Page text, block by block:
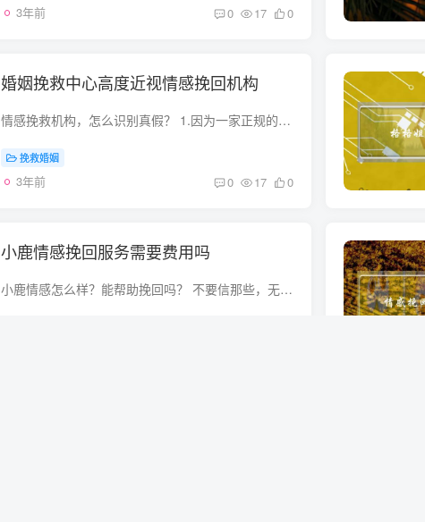
3年前 0 17 0
婚姻挽救中心高度近视情感挽回机构
情感挽救机构，怎么识别真假？ 1.因为一家正规的挽回婚姻机构不会像小商小贩就是一锤子买卖，它们都会有十分正规而严密的收费制度。不存在“先付定金”的行为，而那些骗子公司，可能只会收取很...
挽救婚姻
3年前 0 17 0
小鹿情感挽回服务需要费用吗
小鹿情感怎么样？能帮助挽回吗？ 不要信那些，无论收费高低，都不可信。。。实际上，这类的婚介、爱情机构，介绍的都是婚托，也就是有老公的妇女和有老婆的妇男，比方说给你介绍10次不同的对象...